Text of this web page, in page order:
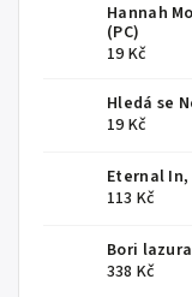
Hannah
(PC)
19 Kč
Hledá se
19 Kč
Eternal
113 Kč
Bori
338 Kč